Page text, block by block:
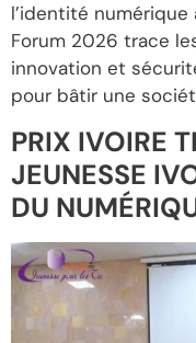
l’identité
Forum 2026 trace
innovation et
pour bâtir une
PRIX IVOIRE
JEUNESSE
DU